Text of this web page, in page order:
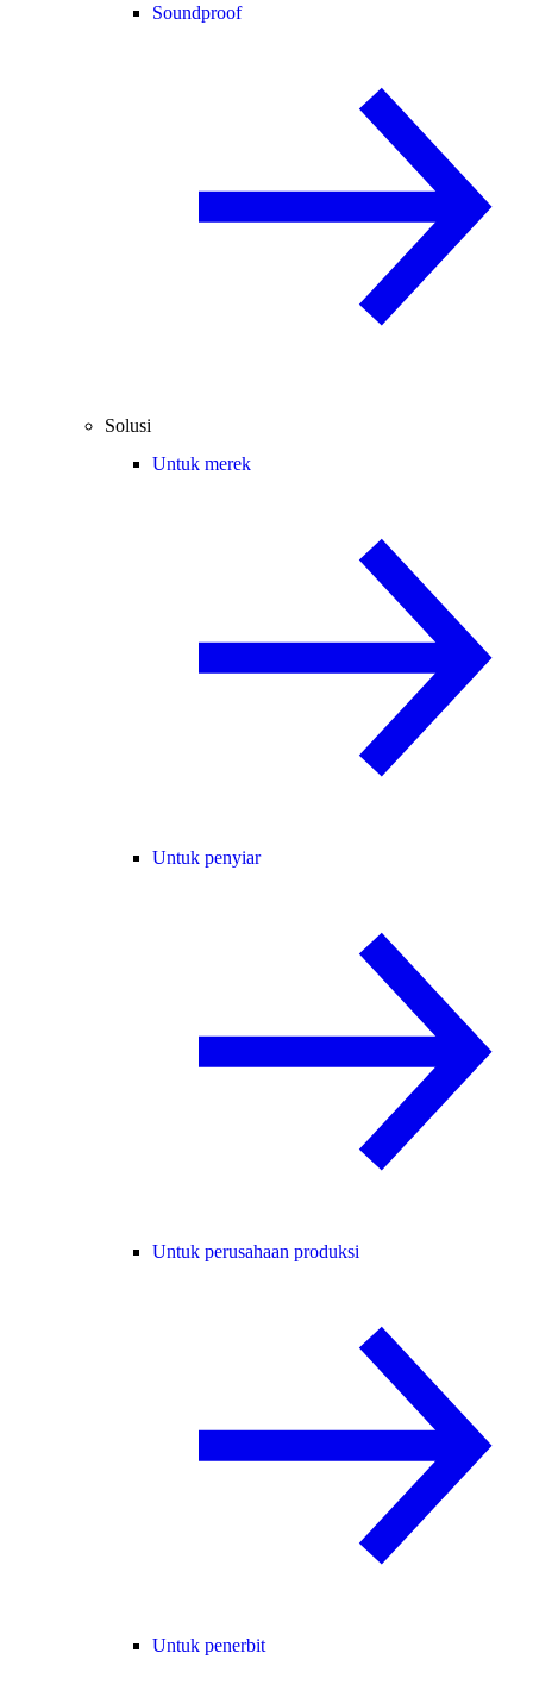
Soundproof
Solusi
Untuk merek
Untuk penyiar
Untuk perusahaan produksi
Untuk penerbit